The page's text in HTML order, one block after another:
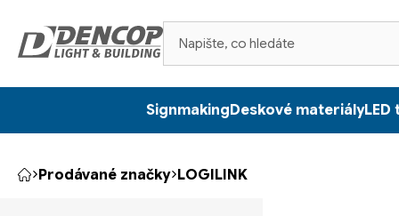
obsah
SignmakingDeskové materiályLED
Domů
Prodávané značky LOGILINK